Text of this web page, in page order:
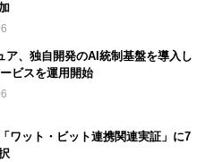
ア、独自開発のAI統制基盤を導入し
ビスを運用開始
ワット・ビット連携関連実証」に7